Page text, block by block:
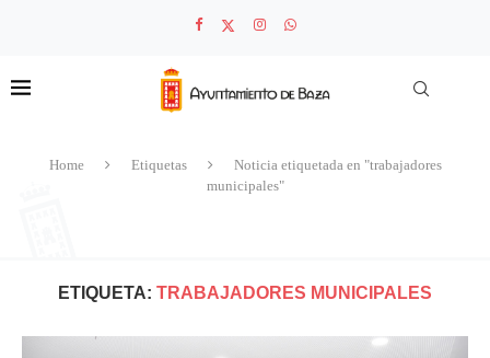
Home Etiquetas
Noticia etiquetada en "trabajadores
municipales"
ETIQUETA: TRABAJADORES MUNICIPALES